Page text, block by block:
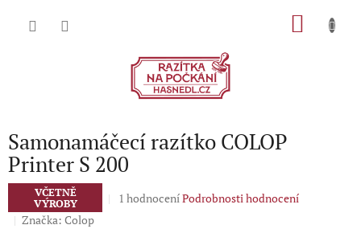
Samonamáčecí razítko COLOP
Printer S 200
VČETNĚ
VÝROBY
Průměrné
1 hodnoceníPodrobnosti hodnocení
Značka: Colop